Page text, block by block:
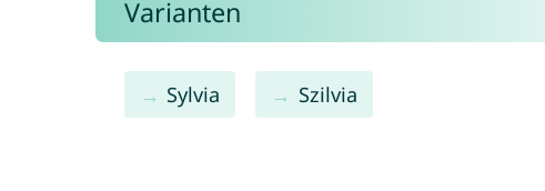
Varianten
Sylvia Szilvia